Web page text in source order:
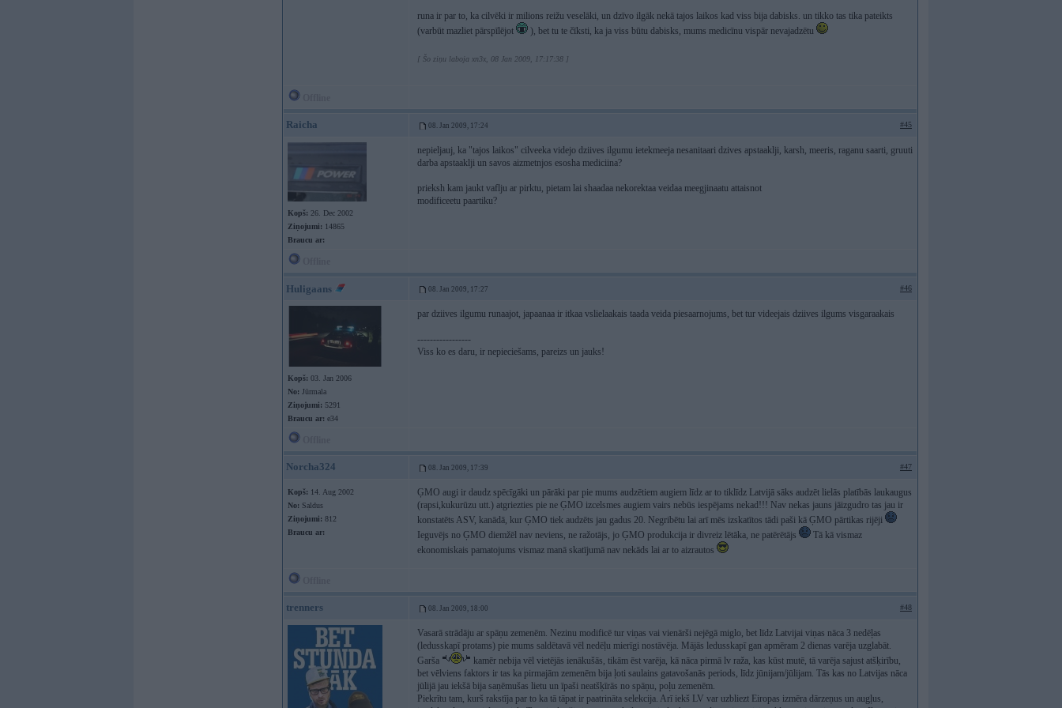
runa ir par to, ka cilvēki ir milions reižu veselāki, un dzīvo ilgāk nekā tajos laikos kad viss bija dabisks. un tikko tas tika pateikts
(varbūt mazliet pārspīlējot
), bet tu te čīksti, ka ja viss būtu dabisks, mums medicīnu vispār nevajadzētu
[ Šo ziņu laboja xn3x, 08 Jan 2009, 17:17:38 ]
Raicha 08. Jan 2009, 17:24 #45
Kopš: 26. Dec 2002
Ziņojumi: 14865
Braucu ar:
nepieljauj, ka "tajos laikos" cilveeka videjo dziives ilgumu ietekmeeja nesanitaari dzives apstaaklji, karsh, meeris, raganu saarti, gruuti
darba apstaaklji un savos aizmetnjos esosha mediciina?
prieksh kam jaukt vaflju ar pirktu, pietam lai shaadaa nekorektaa veidaa meegjinaatu attaisnot
modificeetu paartiku?
Huligaans 08. Jan 2009, 17:27 #46
Kopš: 03. Jan 2006
No: Jūrmala
Ziņojumi: 5291
Braucu ar: e34
par dziives ilgumu runaajot, japaanaa ir itkaa vslielaakais taada veida piesaarnojums, bet tur videejais dziives ilgums visgaraakais
-----------------
Viss ko es daru, ir nepieciešams, pareizs un jauks!
Norcha324 08. Jan 2009, 17:39 #47
Kopš: 14. Aug 2002
No: Saldus
Ziņojumi: 812
Braucu ar:
ĢMO augi ir daudz spēcīgāki un pārāki par pie mums audzētiem augiem līdz ar to tiklīdz Latvijā sāks audzēt lielās platībās laukaugus
(rapsi,kukurūzu utt.) atgriezties pie ne ĢMO izcelsmes augiem vairs nebūs iespējams nekad!!! Nav nekas jauns jāizgudro tas jau ir
konstatēts ASV, kanādā, kur ĢMO tiek audzēts jau gadus 20. Negribētu lai arī mēs izskatītos tādi paši kā ĢMO pārtikas rijēji
Ieguvējs no ĢMO diemžēl nav neviens, ne ražotājs, jo ĢMO produkcija ir divreiz lētāka, ne patērētājs
Tā kā vismaz
ekonomiskais pamatojums vismaz manā skatījumā nav nekāds lai ar to aizrautos
trenners 08. Jan 2009, 18:00 #48
Vasarā strādāju ar spāņu zemenēm. Nezinu modificē tur viņas vai vienārši nejēgā miglo, bet līdz Latvijai viņas nāca 3 nedēļas
(ledusskapī protams) pie mums saldētavā vēl nedēļu mierīgi nostāvēja. Mājās ledusskapī gan apmēram 2 dienas varēja uzglabāt.
Garša
kamēr nebija vēl vietējās ienākušās, tikām ēst varēja, kā nāca pirmā lv raža, kas kūst mutē, tā varēja sajust atšķirību,
bet vēlviens faktors ir tas ka pirmajām zemenēm bija ļoti saulains gatavošanās periods, līdz jūnijam/jūlijam. Tās kas no Latvijas nāca
jūlijā jau iekšā bija saņēmušas lietu un īpaši neatšķīrās no spāņu, poļu zemenēm.
Piekrītu tam, kurš rakstīja par to ka tā tāpat ir paatrināta selekcija. Arī iekš LV var uzbliezt Eiropas izmēra dārzeņus un augļus,